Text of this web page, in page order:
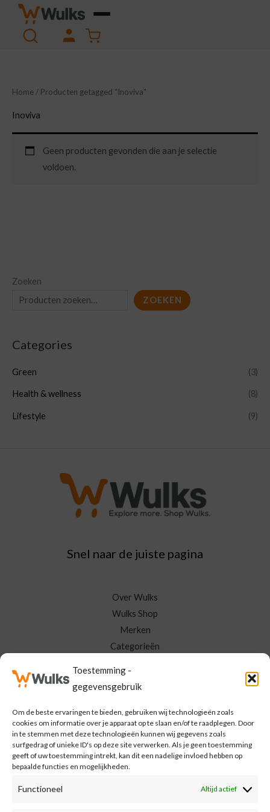
Toestemming -
gegevensgebruik
Om de beste ervaringen te bieden, gebruiken wij technologieën zoals
cookies om informatie over je apparaat op te slaan en/of te raadplegen. Door
in te stemmen met deze technologieën kunnen wij gegevens zoals
surfgedrag of unieke ID's op deze site verwerken. Als je geen toestemming
geeft of uw toestemming intrekt, kan dit een nadelige invloed hebben op
bepaalde functies en mogelijkheden.
Functioneel Altijd actief
Winkelwagen
Zoeken
ZOEKEN
Categories
Green (3)
Health & wellness (8)
Lifestyle (9)
Home / Producten getagged “Inoviva”
Inoviva
Geen producten gevonden die aan je selectie
voldoen.
Snel naar de juiste pagina
Over Wulks
Wulks Shop
Merken
Categorieën
Mijn Wulks
Meld je aan voor de Wulks nieuwsbrief
E
m